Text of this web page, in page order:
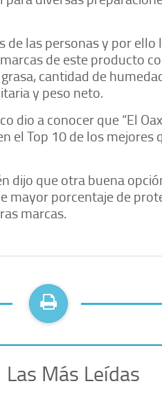
de las personas y por
de este producto
cantidad de
y peso neto.
dio a conocer que “El
el Top 10 de los mejores
dijo que otra buena
mayor porcentaje de
marcas.
Las Más Leídas